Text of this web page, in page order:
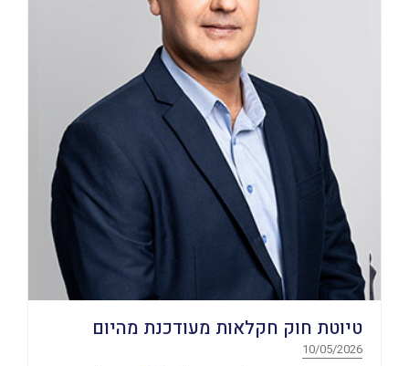
טיוטת חוק חקלאות מעודכנת מהיום
10/05/2026